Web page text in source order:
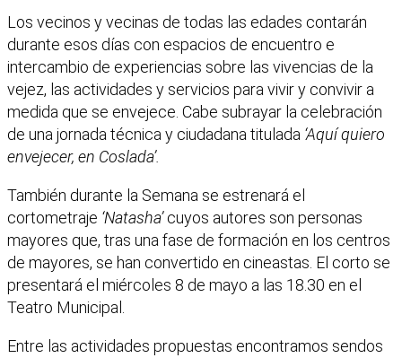
Los vecinos y vecinas de todas las edades contarán
durante esos días con espacios de encuentro e
intercambio de experiencias sobre las vivencias de la
vejez, las actividades y servicios para vivir y convivir a
medida que se envejece. Cabe subrayar la celebración
de una jornada técnica y ciudadana titulada ‘Aquí quiero
envejecer, en Coslada’.
También durante la Semana se estrenará el
cortometraje ‘Natasha’cuyos autores son personas
mayores que, tras una fase de formación en los centros
de mayores, se han convertido en cineastas. El corto se
presentará el miércoles 8 de mayo a las 18.30 en el
Teatro Municipal.
Entre las actividades propuestas encontramos sendos